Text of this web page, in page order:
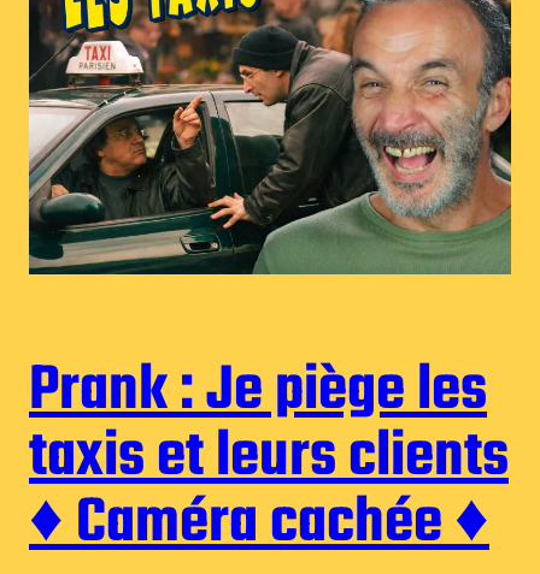
Prank : Je piège les
taxis et leurs clients
♦︎ Caméra cachée ♦︎